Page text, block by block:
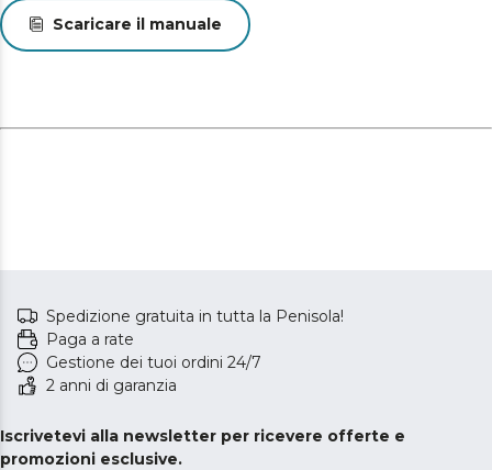
Scaricare il manuale
Spedizione gratuita in tutta la Penisola!
Paga a rate
Gestione dei tuoi ordini 24/7
2 anni di garanzia
Iscrivetevi alla newsletter per ricevere offerte e
promozioni esclusive.